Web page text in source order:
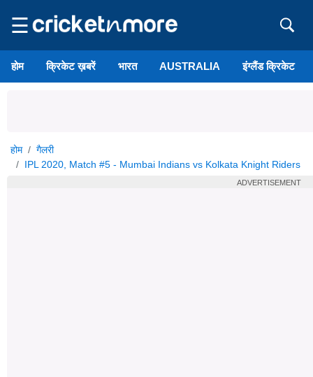
☰
होम क्रिकेट ख़बरें भारत AUSTRALIA इंग्लैंड क्रिकेट
होम
गैलरी
IPL 2020, Match #5 - Mumbai Indians vs Kolkata Knight Riders
ADVERTISEMENT